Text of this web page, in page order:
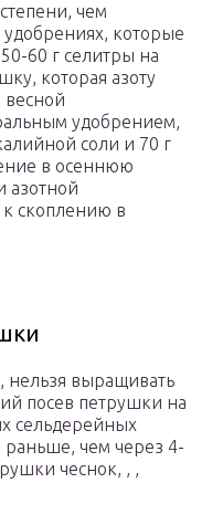
чем
удобрениях, которые
60 г селитры на
которая азоту
удобрением,
соли и 70 г
в осеннюю
азотной
скоплению в
нельзя выращивать
посев петрушки на
сельдерейных
раньше, чем через 4-
чеснок, , ,